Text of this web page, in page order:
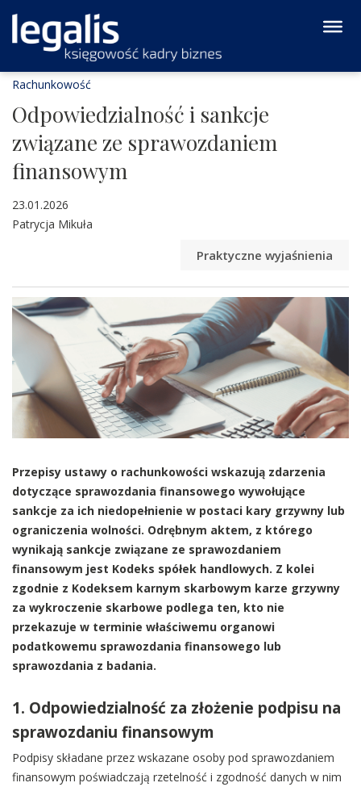
Rachunkowość
Odpowiedzialność i sankcje
związane ze sprawozdaniem
finansowym
23.01.2026
Patrycja Mikuła
Praktyczne wyjaśnienia
Przepisy ustawy o rachunkowości wskazują zdarzenia
dotyczące sprawozdania finansowego wywołujące
sankcje za ich niedopełnienie w postaci kary grzywny lub
ograniczenia wolności. Odrębnym aktem, z którego
wynikają sankcje związane ze sprawozdaniem
finansowym jest Kodeks spółek handlowych. Z kolei
zgodnie z Kodeksem karnym skarbowym karze grzywny
za wykroczenie skarbowe podlega ten, kto nie
przekazuje w terminie właściwemu organowi
podatkowemu sprawozdania finansowego lub
sprawozdania z badania.
1. Odpowiedzialność za złożenie podpisu na
sprawozdaniu finansowym
Podpisy składane przez wskazane osoby pod sprawozdaniem
finansowym poświadczają rzetelność i zgodność danych w nim